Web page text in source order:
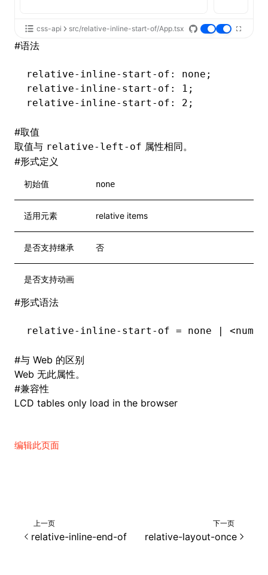
css-api src/relative-inline-start-of/App.tsx
#语法
relative-inline-start-of : none;
relative-inline-start-of : 1;
relative-inline-start-of : 2;
#取值
取值与 relative-left-of 属性相同。
#形式定义
初始值 none
适用元素 relative items
是否支持继承 否
是否支持动画
#形式语法
relative-inline-start-of = none |
#与 Web 的区别
Web 无此属性。
#兼容性
LCD tables only load in the browser
编辑此页面
上一页
relative-inline-end-of
下一页
relative-layout-once